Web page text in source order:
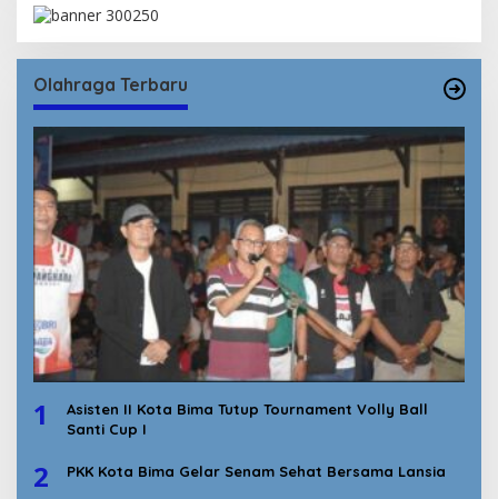
Olahraga Terbaru
1
Asisten II Kota Bima Tutup Tournament Volly Ball
Santi Cup I
2 PKK Kota Bima Gelar Senam Sehat Bersama Lansia